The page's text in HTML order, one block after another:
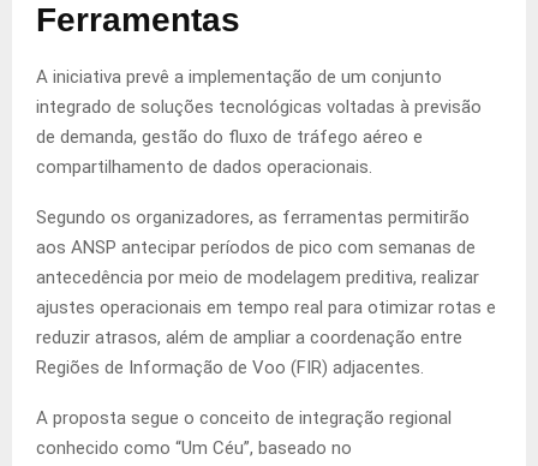
Ferramentas
A iniciativa prevê a implementação de um conjunto
integrado de soluções tecnológicas voltadas à previsão
de demanda, gestão do fluxo de tráfego aéreo e
compartilhamento de dados operacionais.
Segundo os organizadores, as ferramentas permitirão
aos ANSP antecipar períodos de pico com semanas de
antecedência por meio de modelagem preditiva, realizar
ajustes operacionais em tempo real para otimizar rotas e
reduzir atrasos, além de ampliar a coordenação entre
Regiões de Informação de Voo (FIR) adjacentes.
A proposta segue o conceito de integração regional
conhecido como “Um Céu”, baseado no